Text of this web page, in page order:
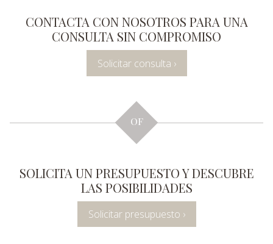
CONTACTA CON NOSOTROS PARA UNA
CONSULTA SIN COMPROMISO
Solicitar consulta ›
OF
SOLICITA UN PRESUPUESTO Y DESCUBRE
LAS POSIBILIDADES
Solicitar presupuesto ›